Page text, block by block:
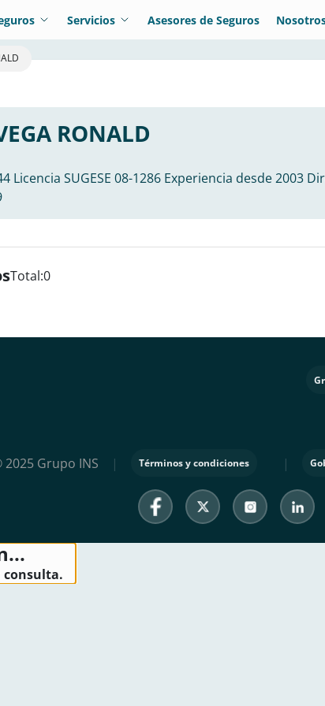
Servicios Asesores de Seguros
RONALD
Licencia SUGESE 08-1286 Experiencia desde 2003
Total:0
Grupo INS | Términos y condiciones |
consulta.